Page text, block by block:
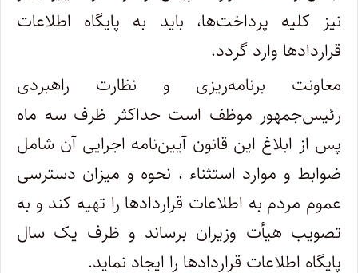
نیز کلیه پرداخت‌ها، باید به پایگاه اطلاعات
قراردادها وارد گردد.
معاونت برنامه‌ریزی و نظارت راهبردی
رئیس‌جمهور موظف است حداکثر ظرف سه ماه
پس از ابلاغ این قانون آیین‌نامه اجرایی آن شامل
ضوابط و موارد استثناء ، نحوه و میزان دسترسی
عموم مردم به اطلاعات قراردادها را تهیه کند و به
تصویب هیأت وزیران برساند و ظرف یک سال
پایگاه اطلاعات قراردادها را ایجاد نماید.